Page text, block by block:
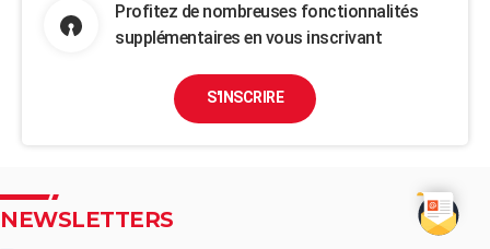
Profitez de nombreuses fonctionnalités
supplémentaires en vous inscrivant
S'INSCRIRE
NEWSLETTERS